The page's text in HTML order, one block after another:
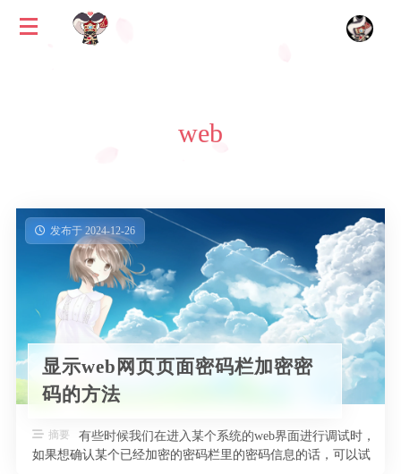
web
发布于 2024-12-26
显示web网页页面密码栏加密密
码的方法
摘要
有些时候我们在进入某个系统的web界面进行调试时，
如果想确认某个已经加密的密码栏里的密码信息的话，可以试